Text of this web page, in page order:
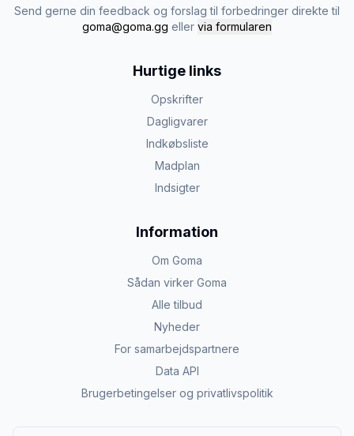
Send gerne din feedback og forslag til forbedringer direkte til
goma@goma.gg eller via formularen
Hurtige links
Opskrifter
Dagligvarer
Indkøbsliste
Madplan
Indsigter
Information
Om Goma
Sådan virker Goma
Alle tilbud
Nyheder
For samarbejdspartnere
Data API
Brugerbetingelser og privatlivspolitik